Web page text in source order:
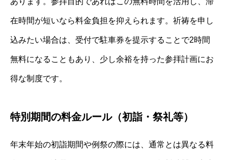
在時間が短いなら料金負担を抑えられます。祈祷を申し
込みたい場合は、受付で駐車券を提示することで2時間
無料になることもあり、少し余裕を持った参拝計画にお
得な制度です。
特別期間の料金ルール（初詣・祭礼等）
年末年始の初詣期間や例祭の際には、通常とは異なる料